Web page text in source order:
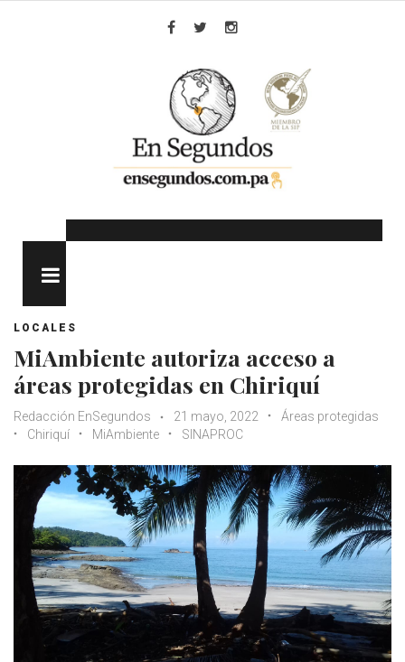
LOCALES
MiAmbiente autoriza acceso a
áreas protegidas en Chiriquí
Redacción EnSegundos 21 mayo, 2022
Áreas protegidas
Chiriquí
MiAmbiente SINAPROC